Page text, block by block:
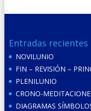
Entradas recientes
NOVILUNIO
FIN – REVISIÓN –
PLENILUNIO
CRONO-
DIAGRAMAS